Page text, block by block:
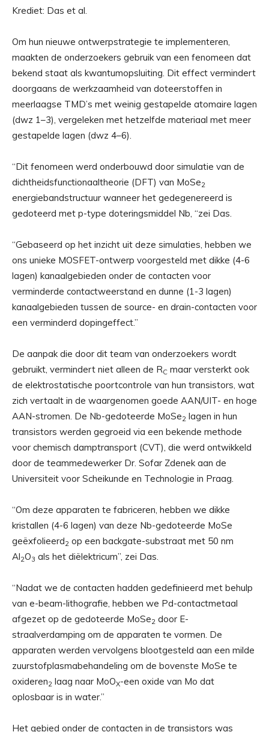
Krediet: Das et al.
Om hun nieuwe ontwerpstrategie te implementeren,
maakten de onderzoekers gebruik van een fenomeen dat
bekend staat als kwantumopsluiting. Dit effect vermindert
doorgaans de werkzaamheid van doteerstoffen in
meerlaagse TMD’s met weinig gestapelde atomaire lagen
(dwz 1–3), vergeleken met hetzelfde materiaal met meer
gestapelde lagen (dwz 4–6).
“Dit fenomeen werd onderbouwd door simulatie van de
dichtheidsfunctionaaltheorie (DFT) van MoSe2
energiebandstructuur wanneer het gedegenereerd is
gedoteerd met p-type doteringsmiddel Nb, “zei Das.
“Gebaseerd op het inzicht uit deze simulaties, hebben we
ons unieke MOSFET-ontwerp voorgesteld met dikke (4-6
lagen) kanaalgebieden onder de contacten voor
verminderde contactweerstand en dunne (1-3 lagen)
kanaalgebieden tussen de source- en drain-contacten voor
een verminderd dopingeffect.”
De aanpak die door dit team van onderzoekers wordt
gebruikt, vermindert niet alleen de RC maar versterkt ook
de elektrostatische poortcontrole van hun transistors, wat
zich vertaalt in de waargenomen goede AAN/UIT- en hoge
AAN-stromen. De Nb-gedoteerde MoSe2 lagen in hun
transistors werden gegroeid via een bekende methode
voor chemisch damptransport (CVT), die werd ontwikkeld
door de teammedewerker Dr. Sofar Zdenek aan de
Universiteit voor Scheikunde en Technologie in Praag.
“Om deze apparaten te fabriceren, hebben we dikke
kristallen (4-6 lagen) van deze Nb-gedoteerde MoSe
geëxfolieerd2 op een backgate-substraat met 50 nm
Al2O3 als het diëlektricum”, zei Das.
“Nadat we de contacten hadden gedefinieerd met behulp
van e-beam-lithografie, hebben we Pd-contactmetaal
afgezet op de gedoteerde MoSe2 door E-
straalverdamping om de apparaten te vormen. De
apparaten werden vervolgens blootgesteld aan een milde
zuurstofplasmabehandeling om de bovenste MoSe te
oxideren2 laag naar MoOX-een oxide van Mo dat
oplosbaar is in water.”
Het gebied onder de contacten in de transistors was